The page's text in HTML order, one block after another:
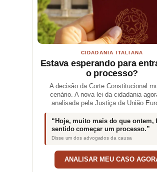
CIDADANIA ITALIANA
Estava esperando para
o processo?
A decisão da Corte Constitucional
cenário. A nova lei da cidadania
analisada pela Justiça da União
“Hoje, muito mais do que ontem,
sentido começar um processo.”
Disse um dos advogados da causa
ANALISAR MEU CASO